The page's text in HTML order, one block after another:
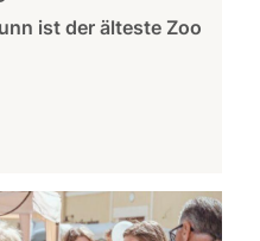
ist der älteste Zoo